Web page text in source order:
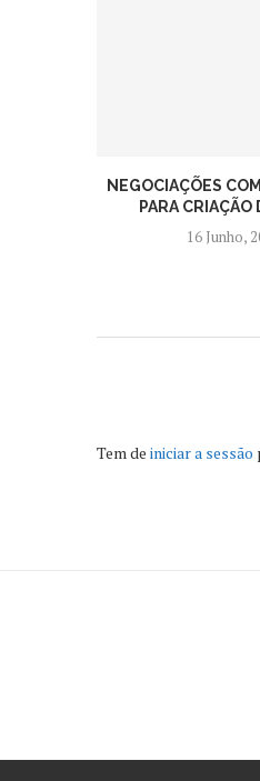
NEGOCIAÇÕES
PARA CRIAÇÃO
16 Junho,
Tem de iniciar a sessão